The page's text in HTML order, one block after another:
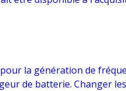
la génération de
de batterie. Changer